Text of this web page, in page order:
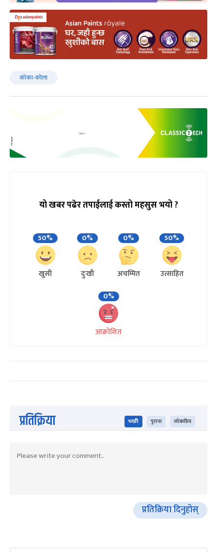
कोका-कोला
यो खबर पढेर तपाईलाई कस्तो महसुस भयो ?
50%
खुसी
0%
दुःखी
0%
अचम्मित
50%
उत्साहित
0%
आक्रोशित
प्रतिक्रिया भर्खरै पुराना लोकप्रिय
प्रतिक्रिया दिनुहोस्